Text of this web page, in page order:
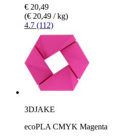
€ 20,49
(€ 20,49 / kg)
4.7 (112)
3DJAKE
ecoPLA CMYK Magenta